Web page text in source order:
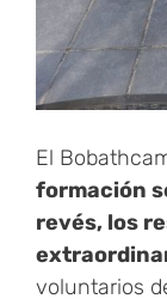
El
formación
revés, los
voluntarios